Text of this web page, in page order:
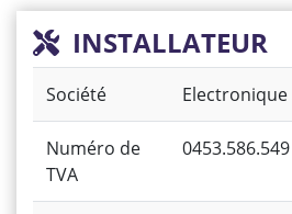
INSTALLATEUR
Société
Numéro de
TVA
0453.586.549